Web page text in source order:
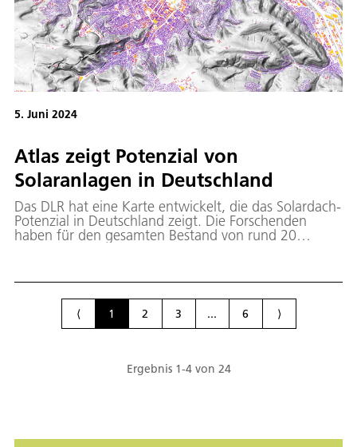
5. Juni 2024
Atlas zeigt Potenzial von
Solaranlagen in Deutschland
Das DLR hat eine Karte entwickelt, die das Solardach-
Potenzial in Deutschland zeigt. Die Forschenden
haben für den gesamten Bestand von rund 20
Geobasisdaten mit KI-Methoden verarbeitet. Die
zugänglich.
⟨ 1 2 3 ... 6 ⟩
Ergebnis 1-4 von 24